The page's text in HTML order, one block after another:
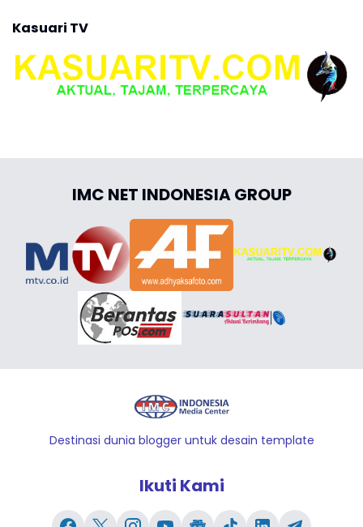
Kasuari TV
IMC NET INDONESIA GROUP
Destinasi dunia blogger untuk desain template
Ikuti Kami